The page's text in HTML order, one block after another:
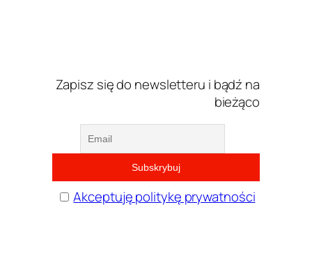
Zapisz się do newsletteru i bądź na
bieżąco
Akceptuję politykę prywatności